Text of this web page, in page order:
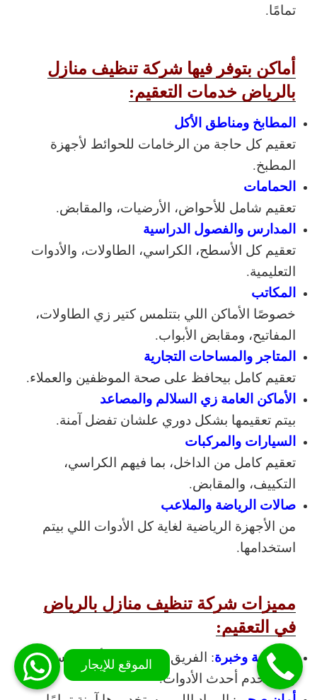
تمامًا.
أماكن بتوفر فيها شركة تنظيف منازل
بالرياض خدمات التعقيم:
المطابخ ومناطق الأكل
تعقيم كل حاجة من الرخامات للحوائط لأجهزة
المطبخ.
الحمامات
تعقيم شامل للأحواض، الأرضيات، والمقابض.
المدارس والفصول الدراسية
تعقيم كل الأسطح، الكراسي، الطاولات، والأدوات
التعليمية.
المكاتب
خصوصًا الأماكن اللي بتتلمس كتير زي الطاولات،
المفاتيح، ومقابض الأبواب.
المتاجر والمساحات التجارية
تعقيم كامل بيحافظ على صحة الموظفين والعملاء.
الأماكن العامة زي السلالم والمصاعد
بيتم تعقيمها بشكل دوري علشان تفضل آمنة.
السيارات والمركبات
تعقيم كامل من الداخل، بما فيهم الكراسي،
التكييف، والمقابض.
صالات الرياضة والملاعب
من الأجهزة الرياضية لغاية كل الأدوات اللي بيتم
استخدامها.
مميزات شركة تنظيف منازل بالرياض
في التعقيم:
احترافية وخبرة: الفريق مدرب على أعلى مستوى،
وبيستخدم أحدث الأدوات.